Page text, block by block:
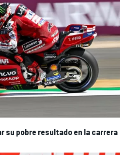
su pobre resultado en la carrera